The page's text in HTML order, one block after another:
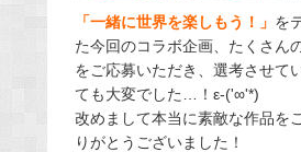
「一緒に世界を楽しもう！」 を
た今回のコラボ企画、たくさん
をご応募いただき、選考させて
ても大変でした…！ε-('∞'*)ゞ
改めまして本当に素敵な作品を
りがとうございました！